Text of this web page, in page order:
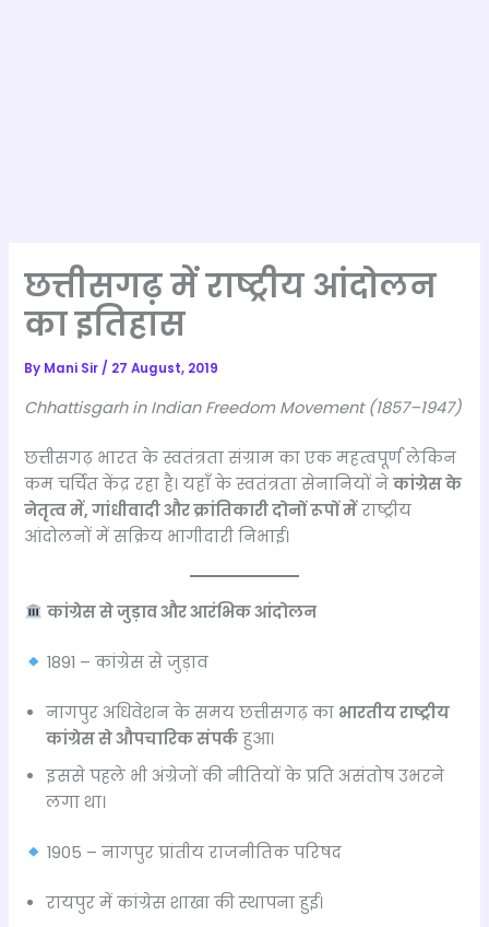
छत्तीसगढ़ में राष्ट्रीय आंदोलन
का इतिहास
By Mani Sir/ 27 August, 2019
Chhattisgarh in Indian Freedom Movement (1857–1947)
छत्तीसगढ़ भारत के स्वतंत्रता संग्राम का एक महत्वपूर्ण लेकिन
कम चर्चित केंद्र रहा है। यहाँ के स्वतंत्रता सेनानियों नेकांग्रेस के
नेतृत्व में, गांधीवादी और क्रांतिकारी दोनों रूपों मेंराष्ट्रीय
आंदोलनों में सक्रिय भागीदारी निभाई।
कांग्रेस से जुड़ाव और आरंभिक आंदोलन
1891 – कांग्रेस से जुड़ाव
नागपुर अधिवेशन के समय छत्तीसगढ़ का भारतीय राष्ट्रीय
कांग्रेस से औपचारिक संपर्क हुआ।
इससे पहले भी अंग्रेजों की नीतियों के प्रति असंतोष उभरने
लगा था।
1905 – नागपुर प्रांतीय राजनीतिक परिषद
रायपुर में कांग्रेस शाखा की स्थापना हुई।